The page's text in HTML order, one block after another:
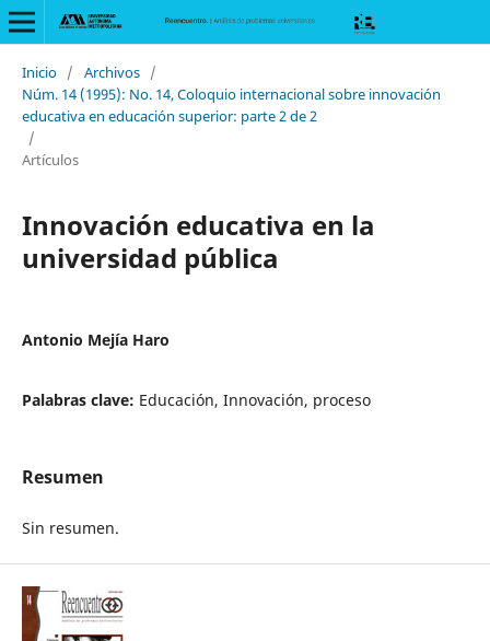
Inicio / Archivos /
Núm. 14 (1995): No. 14, Coloquio internacional sobre innovación
educativa en educación superior: parte 2 de 2
/
Artículos
Innovación educativa en la
universidad pública
Antonio Mejía Haro
Palabras clave: Educación, Innovación, proceso
Resumen
Sin resumen.